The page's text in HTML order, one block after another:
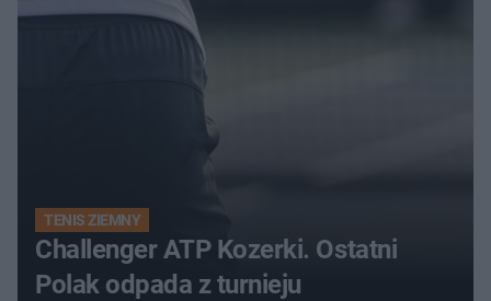
TENIS ZIEMNY
Challenger ATP Kozerki. Ostatni
Polak odpada z turnieju